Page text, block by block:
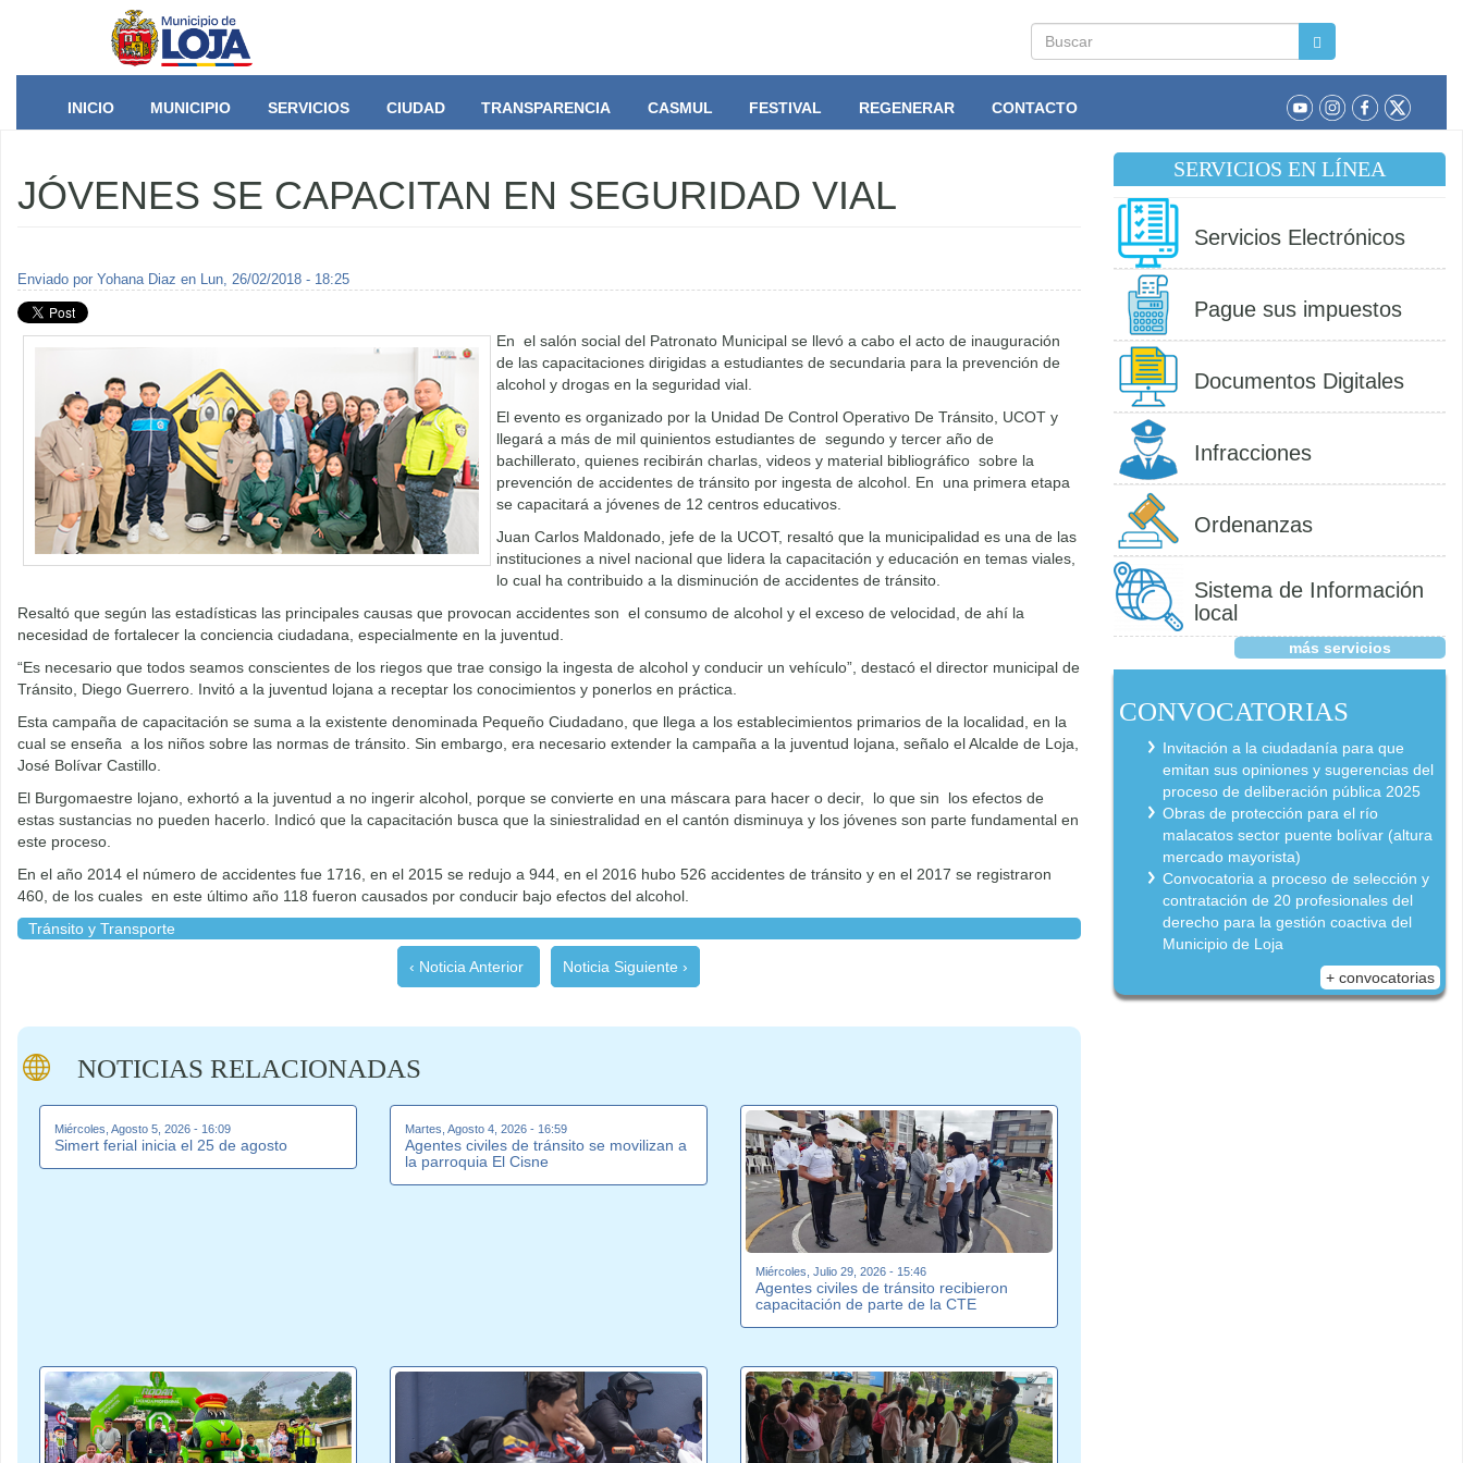
Pasar al contenido principal
Buscar
INICIO
MUNICIPIO SERVICIOS CIUDAD TRANSPARENCIA CASMUL FESTIVAL REGENERAR CONTACTO
JÓVENES SE CAPACITAN EN SEGURIDAD VIAL
Enviado por Yohana Diaz en Lun, 26/02/2018 - 18:25
En el salón social del Patronato Municipal se llevó a cabo el acto de inauguración
de las capacitaciones dirigidas a estudiantes de secundaria para la prevención de
alcohol y drogas en la seguridad vial.
El evento es organizado por la Unidad De Control Operativo De Tránsito, UCOT y
llegará a más de mil quinientos estudiantes de segundo y tercer año de
bachillerato, quienes recibirán charlas, videos y material bibliográfico sobre la
prevención de accidentes de tránsito por ingesta de alcohol. En una primera etapa
se capacitará a jóvenes de 12 centros educativos.
Juan Carlos Maldonado, jefe de la UCOT, resaltó que la municipalidad es una de las
instituciones a nivel nacional que lidera la capacitación y educación en temas viales,
lo cual ha contribuido a la disminución de accidentes de tránsito.
Resaltó que según las estadísticas las principales causas que provocan accidentes son el consumo de alcohol y el exceso de velocidad, de ahí la
necesidad de fortalecer la conciencia ciudadana, especialmente en la juventud.
“Es necesario que todos seamos conscientes de los riegos que trae consigo la ingesta de alcohol y conducir un vehículo”, destacó el director municipal de
Tránsito, Diego Guerrero. Invitó a la juventud lojana a receptar los conocimientos y ponerlos en práctica.
Esta campaña de capacitación se suma a la existente denominada Pequeño Ciudadano, que llega a los establecimientos primarios de la localidad, en la
cual se enseña a los niños sobre las normas de tránsito. Sin embargo, era necesario extender la campaña a la juventud lojana, señalo el Alcalde de Loja,
José Bolívar Castillo.
El Burgomaestre lojano, exhortó a la juventud a no ingerir alcohol, porque se convierte en una máscara para hacer o decir, lo que sin los efectos de
estas sustancias no pueden hacerlo. Indicó que la capacitación busca que la siniestralidad en el cantón disminuya y los jóvenes son parte fundamental en
este proceso.
En el año 2014 el número de accidentes fue 1716, en el 2015 se redujo a 944, en el 2016 hubo 526 accidentes de tránsito y en el 2017 se registraron
460, de los cuales en este último año 118 fueron causados por conducir bajo efectos del alcohol.
Tránsito y Transporte
‹ Noticia Anterior Noticia Siguiente ›
NOTICIAS RELACIONADAS
Miércoles, Agosto 5, 2026 - 16:09
Simert ferial inicia el 25 de agosto
Martes, Agosto 4, 2026 - 16:59
Agentes civiles de tránsito se movilizan a
la parroquia El Cisne
Miércoles, Julio 29, 2026 - 15:46
Agentes civiles de tránsito recibieron
capacitación de parte de la CTE
SERVICIOS EN LÍNEA
Servicios Electrónicos
Pague sus impuestos
Documentos Digitales
Infracciones
Ordenanzas
Sistema de Información
local
más servicios
CONVOCATORIAS
Invitación a la ciudadanía para que
emitan sus opiniones y sugerencias del
proceso de deliberación pública 2025
Obras de protección para el río
malacatos sector puente bolívar (altura
mercado mayorista)
Convocatoria a proceso de selección y
contratación de 20 profesionales del
derecho para la gestión coactiva del
Municipio de Loja
+ convocatorias